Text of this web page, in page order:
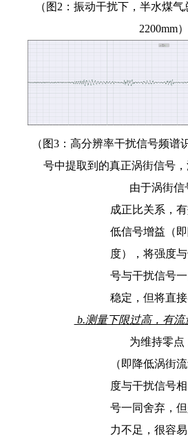
（图2：振动干扰下，半水煤
2200mm）
（图3：高分辨率干扰信号频谱
号中提取到的真正涡街信号，
由于涡街信
成正比关系，
低信号增益（
度），将强度
号与干扰信号
稳定，但将直
b.测量下限过高，有流
为维持零点
（即降低涡街
度与干扰信号
号一同舍弃，
力不足，很容